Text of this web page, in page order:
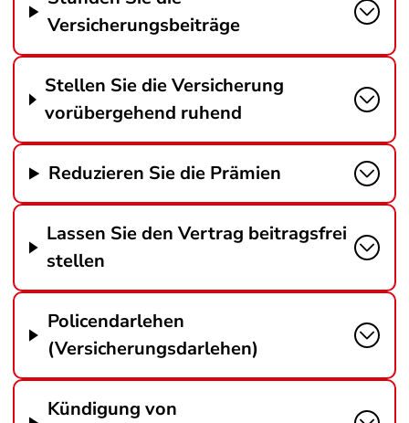
Versicherungsbeiträge
Stellen Sie die Versicherung
vorübergehend ruhend
Reduzieren Sie die Prämien
Lassen Sie den Vertrag beitragsfrei
stellen
Policendarlehen
(Versicherungsdarlehen)
Kündigung von